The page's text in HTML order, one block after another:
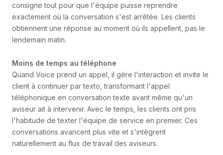
consigne tout pour que l'équipe puisse reprendre
exactement où la conversation s'est arrêtée. Les clients
obtiennent une réponse au moment où ils appellent, pas le
lendemain matin.
Moins de temps au téléphone
Quand Voice prend un appel, il gère l'interaction et invite le
client à continuer par texto, transformant l'appel
téléphonique en conversation texte avant même qu'un
aviseur ait à intervenir. Avec le temps, les clients ont pris
l'habitude de texter l'équipe de service en premier. Ces
conversations avancent plus vite et s'intègrent
naturellement au flux de travail des aviseurs.